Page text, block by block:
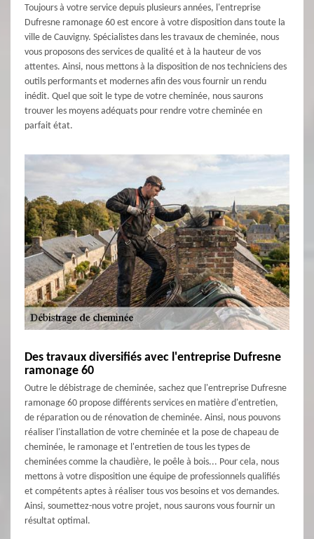
Toujours à votre service depuis plusieurs années, l'entreprise
Dufresne ramonage 60 est encore à votre disposition dans toute la
ville de Cauvigny. Spécialistes dans les travaux de cheminée, nous
vous proposons des services de qualité et à la hauteur de vos
attentes. Ainsi, nous mettons à la disposition de nos techniciens des
outils performants et modernes afin des vous fournir un rendu
inédit. Quel que soit le type de votre cheminée, nous saurons
trouver les moyens adéquats pour rendre votre cheminée en
parfait état.
Des travaux diversifiés avec l'entreprise Dufresne
ramonage 60
Outre le débistrage de cheminée, sachez que l'entreprise Dufresne
ramonage 60 propose différents services en matière d'entretien,
de réparation ou de rénovation de cheminée. Ainsi, nous pouvons
réaliser l'installation de votre cheminée et la pose de chapeau de
cheminée, le ramonage et l'entretien de tous les types de
cheminées comme la chaudière, le poêle à bois... Pour cela, nous
mettons à votre disposition une équipe de professionnels qualifiés
et compétents aptes à réaliser tous vos besoins et vos demandes.
Ainsi, soumettez-nous votre projet, nous saurons vous fournir un
résultat optimal.